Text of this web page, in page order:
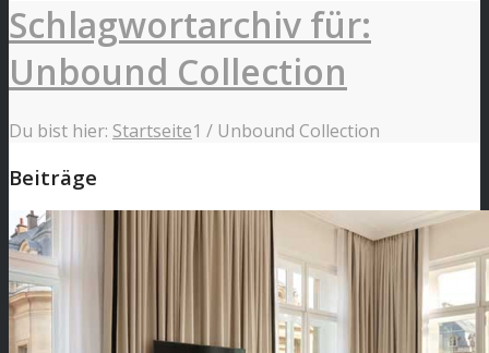
Schlagwortarchiv für:
Unbound Collection
Du bist hier: Startseite1 / Unbound Collection
Beiträge